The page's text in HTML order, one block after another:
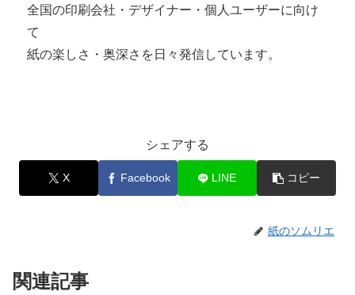
全国の印刷会社・デザイナー・個人ユーザーに向け
て
紙の楽しさ・奥深さを日々発信しています。
シェアする
X Facebook LINE コピー
紙のソムリエ
関連記事